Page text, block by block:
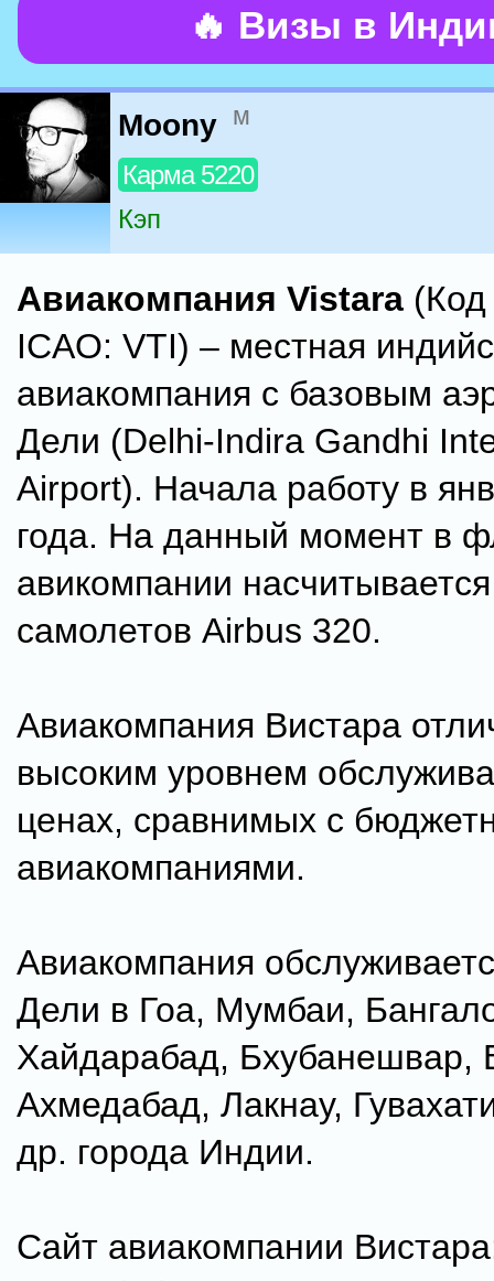
🔥 Визы в
Moony м
Карма 5220
Кэп
Авиакомпания Vistara (Код
ICAO: VTI) – местная
авиакомпания с базовым
Дели (Delhi-Indira Gandhi
Airport). Начала работу в
года. На данный момент в
авикомпании
самолетов Airbus 320.
Авиакомпания Вистара
высоким уровнем
ценах, сравнимых с
авиакомпаниями.
Авиакомпания
Дели в Гоа, Мумбаи,
Хайдарабад, Бхубанешвар,
Ахмедабад, Лакнау,
др. города Индии.
Сайт авиакомпании